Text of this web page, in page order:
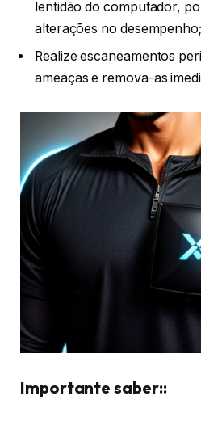
lentidão do computador,
alterações no desempenho;
Realize escaneamentos
ameaças e remova-as
Importante saber::